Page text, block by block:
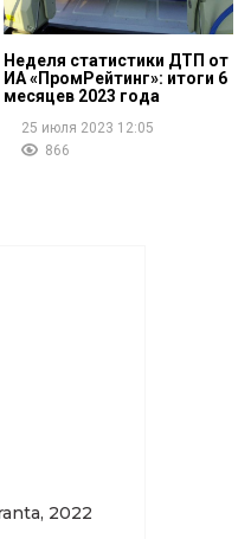
Неделя статистики ДТП от
ИА «ПромРейтинг»: итоги 6
месяцев 2023 года
25 июля 2023 12:05
866
2022